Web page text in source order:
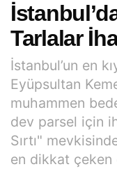
Tarlalar
İstanbul’un en
Eyüpsultan
muhammen
dev parsel için
Sırtı"
en dikkat çeken